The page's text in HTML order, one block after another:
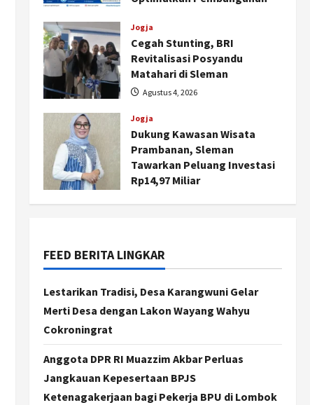
Kalurahan
Agustus 5, 2026
Jogja
Cegah Stunting, BRI
Revitalisasi Posyandu
Matahari di Sleman
Agustus 4, 2026
Jogja
Dukung Kawasan Wisata
Prambanan, Sleman
Tawarkan Peluang Investasi
Rp14,97 Miliar
FEED BERITA LINGKAR
Lestarikan Tradisi, Desa Karangwuni Gelar
Merti Desa dengan Lakon Wayang Wahyu
Cokroningrat
Anggota DPR RI Muazzim Akbar Perluas
Jangkauan Kepesertaan BPJS
Ketenagakerjaan bagi Pekerja BPU di Lombok
2
Nasional
BRIN Kembangkan Sepatu
Murah Mulai Rp75 Ribu untuk
Jogja
Gen Z Belajar Meracik Lulur
Khas Keraton Yogyakarta,
Rahasia Cantik Bangsawan